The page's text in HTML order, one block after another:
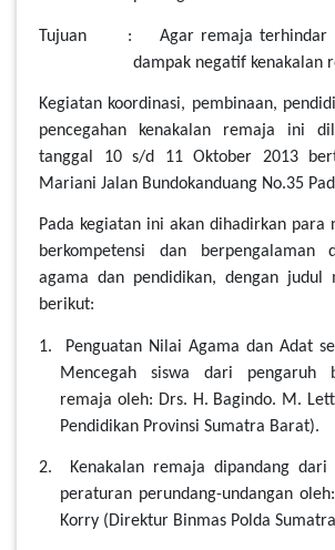
Tujuan : Agar remaja terhindar
dampak negatif kenakalan
Kegiatan koordinasi, pembinaan,
pencegahan kenakalan remaja ini
tanggal 10 s/d 11 Oktober 2013
Mariani Jalan Bundokanduang No.35
Pada kegiatan ini akan dihadirkan para
berkompetensi dan berpengalaman
agama dan pendidikan, dengan judul
berikut:
1. Penguatan Nilai Agama dan Adat
Mencegah siswa dari pengaruh
remaja oleh: Drs. H. Bagindo. M.
Pendidikan Provinsi Sumatra Barat).
2. Kenakalan remaja dipandang dari
peraturan perundang-undangan
Korry (Direktur Binmas Polda